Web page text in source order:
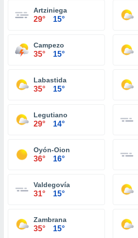
Artziniega
29° 15°
Campezo
35° 15°
Labastida
35° 15°
Legutiano
29° 14°
Oyón-Oion
36° 16°
Valdegovía
31° 15°
Zambrana
35° 15°